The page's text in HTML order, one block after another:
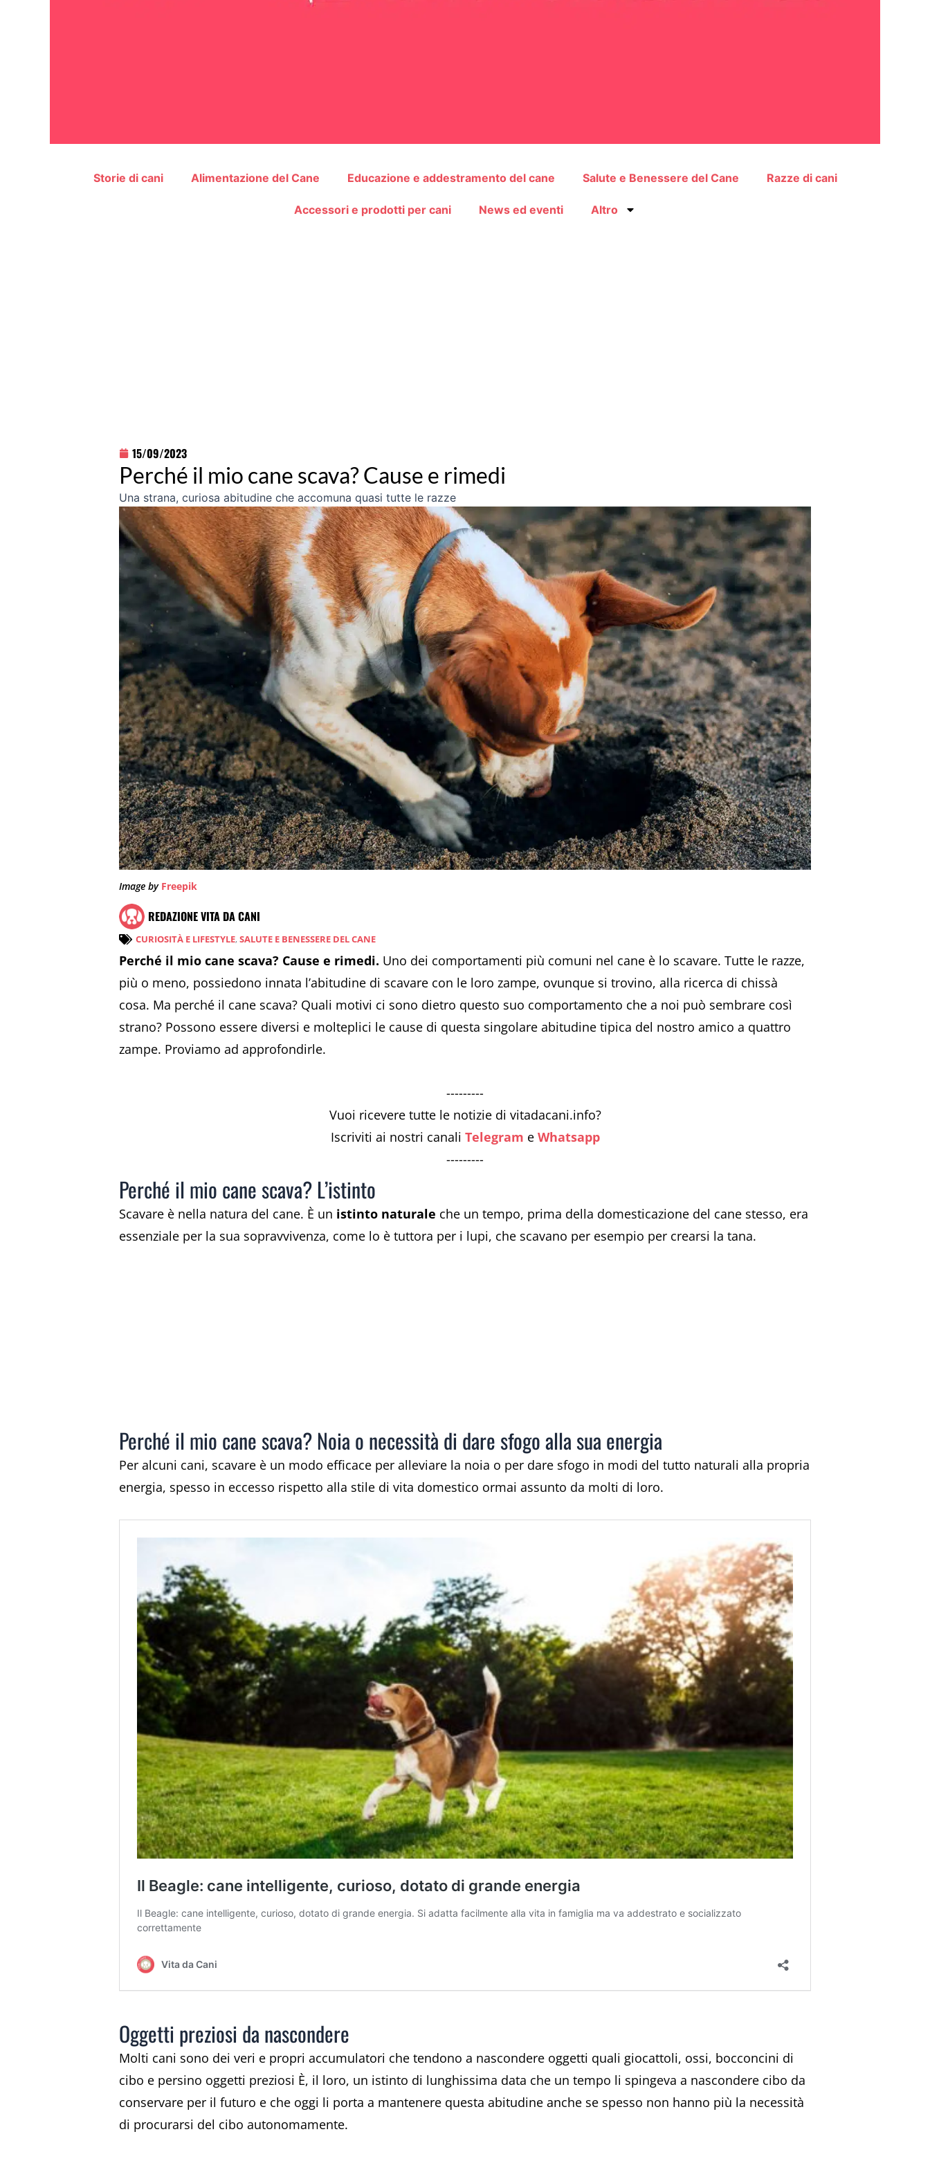
Storie di cani Alimentazione del Cane Educazione e addestramento del cane Salute e Benessere del Cane Razze di cani
Accessori e prodotti per cani News ed eventi Altro
15/09/2023
Perché il mio cane scava? Cause e rimedi
Una strana, curiosa abitudine che accomuna quasi tutte le razze
Image by Freepik
REDAZIONE VITA DA CANI
CURIOSITÀ E LIFESTYLE, SALUTE E BENESSERE DEL CANE
Perché il mio cane scava? Cause e rimedi. Uno dei comportamenti più comuni nel cane è lo scavare. Tutte le razze,
più o meno, possiedono innata l’abitudine di scavare con le loro zampe, ovunque si trovino, alla ricerca di chissà
cosa. Ma perché il cane scava? Quali motivi ci sono dietro questo suo comportamento che a noi può sembrare così
strano? Possono essere diversi e molteplici le cause di questa singolare abitudine tipica del nostro amico a quattro
zampe. Proviamo ad approfondirle.
---------
Vuoi ricevere tutte le notizie di vitadacani.info?
Iscriviti ai nostri canali Telegram e Whatsapp
---------
Perché il mio cane scava? L’istinto
Scavare è nella natura del cane. È un istinto naturale che un tempo, prima della domesticazione del cane stesso, era
essenziale per la sua sopravvivenza, come lo è tuttora per i lupi, che scavano per esempio per crearsi la tana.
Perché il mio cane scava? Noia o necessità di dare sfogo alla sua energia
Per alcuni cani, scavare è un modo efficace per alleviare la noia o per dare sfogo in modi del tutto naturali alla propria
energia, spesso in eccesso rispetto alla stile di vita domestico ormai assunto da molti di loro.
Oggetti preziosi da nascondere
Molti cani sono dei veri e propri accumulatori che tendono a nascondere oggetti quali giocattoli, ossi, bocconcini di
cibo e persino oggetti preziosi È, il loro, un istinto di lunghissima data che un tempo li spingeva a nascondere cibo da
conservare per il futuro e che oggi li porta a mantenere questa abitudine anche se spesso non hanno più la necessità
di procurarsi del cibo autonomamente.